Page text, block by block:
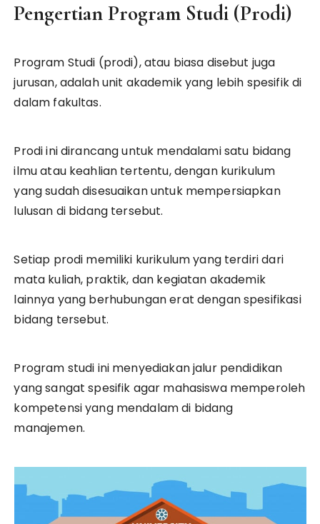
Pengertian Program Studi (Prodi)
Program Studi (prodi), atau biasa disebut juga
jurusan, adalah unit akademik yang lebih spesifik di
dalam fakultas.
Prodi ini dirancang untuk mendalami satu bidang
ilmu atau keahlian tertentu, dengan kurikulum
yang sudah disesuaikan untuk mempersiapkan
lulusan di bidang tersebut.
Setiap prodi memiliki kurikulum yang terdiri dari
mata kuliah, praktik, dan kegiatan akademik
lainnya yang berhubungan erat dengan spesifikasi
bidang tersebut.
Program studi ini menyediakan jalur pendidikan
yang sangat spesifik agar mahasiswa memperoleh
kompetensi yang mendalam di bidang
manajemen.